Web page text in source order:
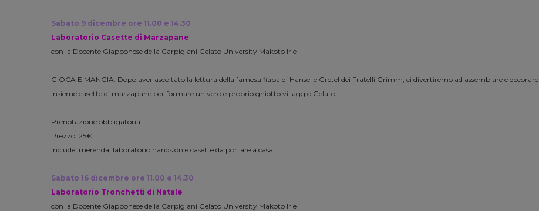
Sabato 9 dicembre ore 11.00 e 14.30
Laboratorio Casette di Marzapane
con la Docente Giapponese della Carpigiani Gelato University Makoto Irie
GIOCA E MANGIA. Dopo aver ascoltato la lettura della famosa fiaba di Hansel e Gretel dei Fratelli Grimm, ci divertiremo ad assemblare e decorare
insieme casette di marzapane per formare un vero e proprio ghiotto villaggio Gelato!
Prenotazione obbligatoria.
Prezzo: 25€
Include: merenda, laboratorio hands on e casette da portare a casa.
Sabato 16 dicembre ore 11.00 e 14.30
Laboratorio Tronchetti di Natale
con la Docente Giapponese della Carpigiani Gelato University Makoto Irie